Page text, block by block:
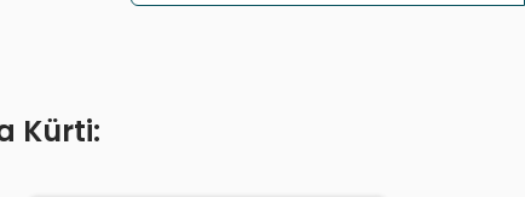
Kürti: